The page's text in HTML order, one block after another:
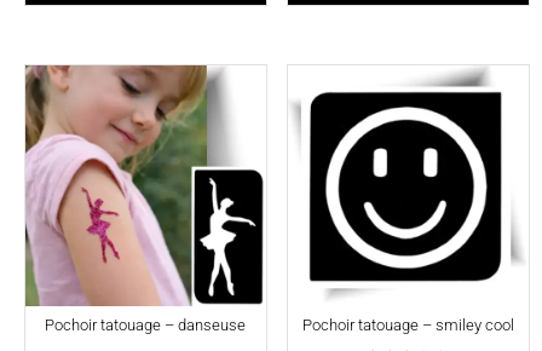
Pochoir tatouage – danseuse Pochoir tatouage – smiley cool